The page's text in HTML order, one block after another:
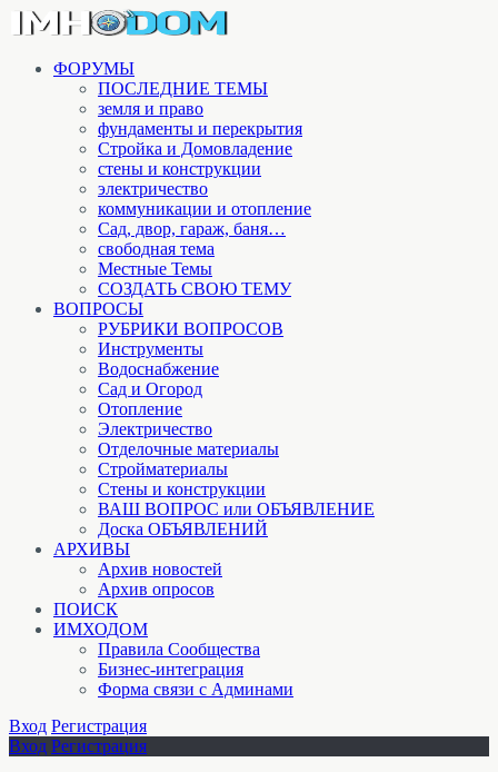
ФОРУМЫ
ПОСЛЕДНИЕ ТЕМЫ
земля и право
фундаменты и перекрытия
Стройка и Домовладение
стены и конструкции
электричество
коммуникации и отопление
Cад, двор, гараж, баня…
свободная тема
Местные Темы
СОЗДАТЬ СВОЮ ТЕМУ
ВОПРОСЫ
РУБРИКИ ВОПРОСОВ
Инструменты
Водоснабжение
Сад и Огород
Отопление
Электричество
Отделочные материалы
Стройматериалы
Стены и конструкции
ВАШ ВОПРОС или ОБЪЯВЛЕНИЕ
Доска ОБЪЯВЛЕНИЙ
АРХИВЫ
Архив новостей
Архив опросов
ПОИСК
ИМХОДОМ
Правила Сообщества
Бизнес-интеграция
Форма связи с Админами
Вход Регистрация
Вход Регистрация